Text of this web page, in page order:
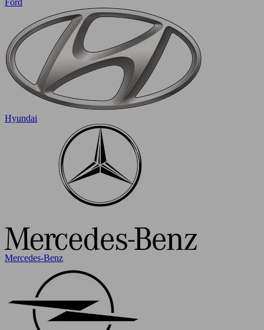
Ford
Hyundai
Mercedes-Benz